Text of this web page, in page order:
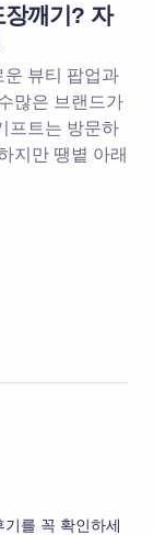
장깨기? 자
운 뷰티 팝업과
많은 브랜드가
프트는 방문하
지만 땡볕 아래
를 꼭 확인하세